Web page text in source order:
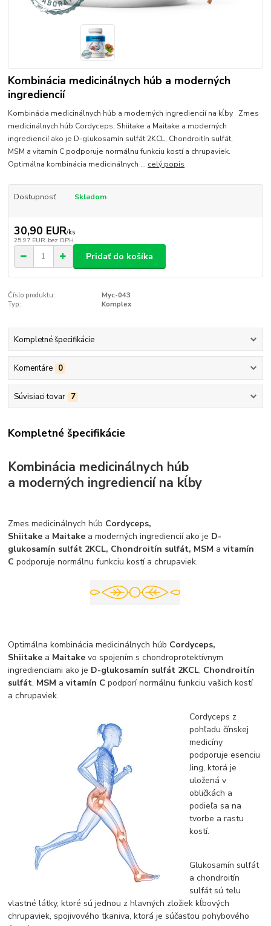
Kombinácia medicinálnych húb a moderných
ingrediencií
Kombinácia medicinálnych húb a moderných ingrediencií na kĺby Zmes
medicinálnych húb Cordyceps, Shiitake a Maitake a moderných
ingrediencií ako je D-glukosamín sulfát 2KCL, Chondroitín sulfát,
MSM a vitamín C podporuje normálnu funkciu kostí a chrupaviek.
Optimálna kombinácia medicinálnych ... celý popis
Dostupnosť Skladom
30,90 EUR/ks
25,97 EUR bez DPH
Pridať do košíka
Číslo produktu:
Myc-043
Typ:
Komplex
Kompletné špecifikácie
Komentáre 0
Súvisiaci tovar 7
Kompletné špecifikácie
Kombinácia medicinálnych húb
a moderných ingrediencií na kĺby
Zmes medicinálnych húb Cordyceps,
Shiitake a Maitake a moderných ingrediencií ako je D-
glukosamín sulfát 2KCL, Chondroitín sulfát, MSM avitamín
C podporuje normálnu funkciu kostí a chrupaviek.
Optimálna kombinácia medicinálnych húb Cordyceps,
Shiitake a Maitake vo spojením s chondroprotektívnym
ingredienciami ako je D-glukosamín sulfát 2KCL, Chondroitín
sulfát, MSM avitamín C podporí normálnu funkciu vašich kostí
a chrupaviek.
Cordyceps z
pohľadu čínskej
medicíny
podporuje esenciu
Jing, ktorá je
uložená v
obličkách a
podieľa sa na
tvorbe a rastu
kostí.
Glukosamín sulfát
a chondroitín
sulfát sú telu
vlastné látky, ktoré sú jednou z hlavných zložiek kĺbových
chrupaviek, spojivového tkaniva, ktorá je súčasťou pohybového